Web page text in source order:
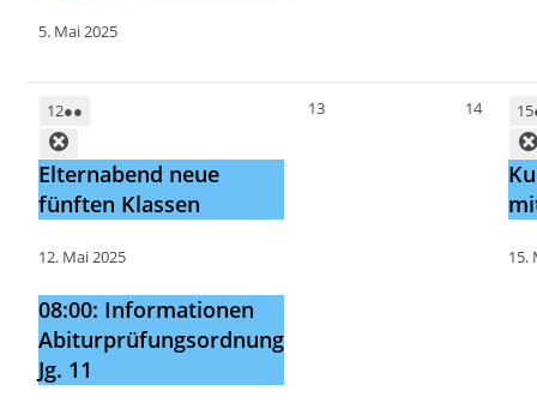
5. Mai 2025
12●●
Elternabend neue
fünften Klassen
12. Mai 2025
08:00: Informationen
Abiturprüfungsordnung
Jg. 11
13 14 15
15.